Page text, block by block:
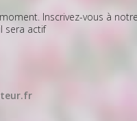
Inscrivez-vous à notre
sera actif